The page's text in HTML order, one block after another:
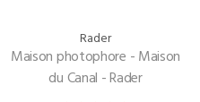
Rader
Maison photophore - Maison
du Canal - Rader